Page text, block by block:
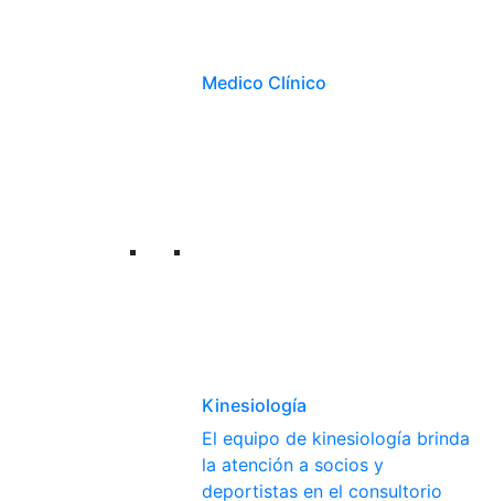
Medico Clínico
Kinesiología
El equipo de kinesiología brinda
la atención a socios y
deportistas en el consultorio